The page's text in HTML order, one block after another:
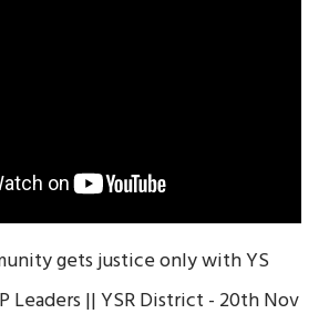
gets justice only with YS
Leaders || YSR District - 20th Nov